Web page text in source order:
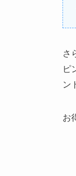
さ
ピ
ン
お